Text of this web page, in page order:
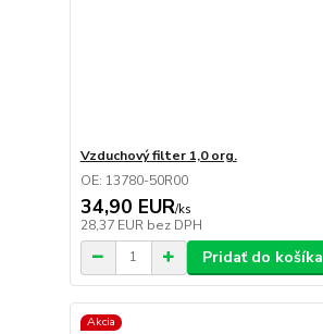
Vzduchový filter 1,0 org.
OE: 13780-50R00
34,90 EUR/ks
28,37 EUR bez DPH
Pridať do košíka
Akcia